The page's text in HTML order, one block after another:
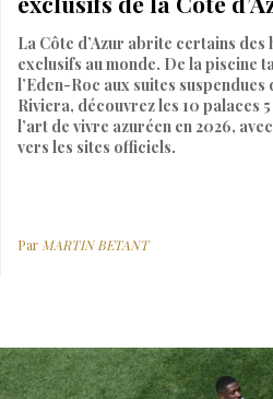
La Côte d’Azur abrite certains des
exclusifs au monde. De la piscine
l’Eden-Roc aux suites
Riviera, découvrez les 10 palaces
l’art de vivre azuréen en 2026,
vers les sites officiels.
Par MARTIN BETANT